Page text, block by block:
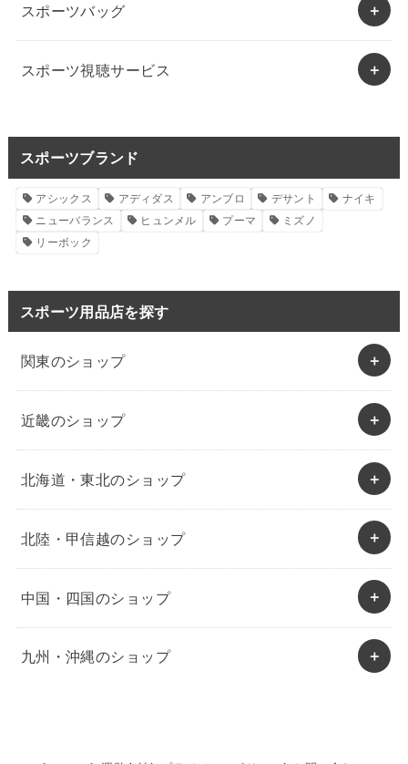
スポーツバッグ
スポーツ視聴サービス
スポーツブランド
アシックス アディダス アンブロ デサント
ナイキ
ニューバランス
ヒュンメル プーマ
ミズノ
リーボック
スポーツ用品店を探す
関東のショップ
近畿のショップ
北海道・東北のショップ
北陸・甲信越のショップ
中国・四国のショップ
九州・沖縄のショップ